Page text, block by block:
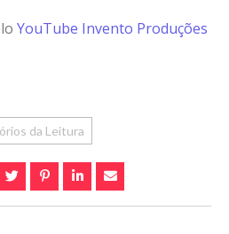
YouTube Invento Produções
da Leitura